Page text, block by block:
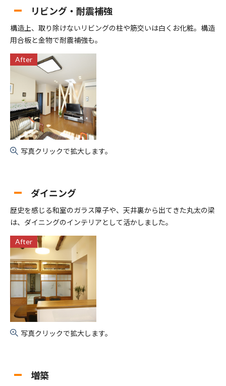
リビング・耐震補強
構造上、取り除けないリビングの柱や筋交いは白くお化粧。構造
用合板と金物で耐震補強も。
After
写真クリックで拡大します。
ダイニング
歴史を感じる和室のガラス障子や、天井裏から出てきた丸太の梁
は、ダイニングのインテリアとして活かしました。
After
写真クリックで拡大します。
増築